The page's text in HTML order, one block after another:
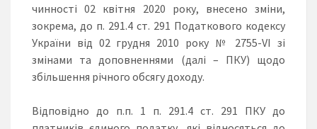
чинності 02 квітня 2020 року, внесено зміни,
зокрема, до п. 291.4 ст. 291 Податкового кодексу
України від 02 грудня 2010 року № 2755-VI зі
змінами та доповненнями (далі – ПКУ) щодо
збільшення річного обсягу доходу.
Відповідно до п.п. 1 п. 291.4 ст. 291 ПКУ до